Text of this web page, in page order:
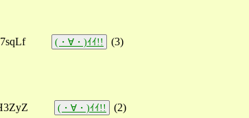
(・∀・)ｲｲ!! (3)
(・∀・)ｲｲ!! (2)